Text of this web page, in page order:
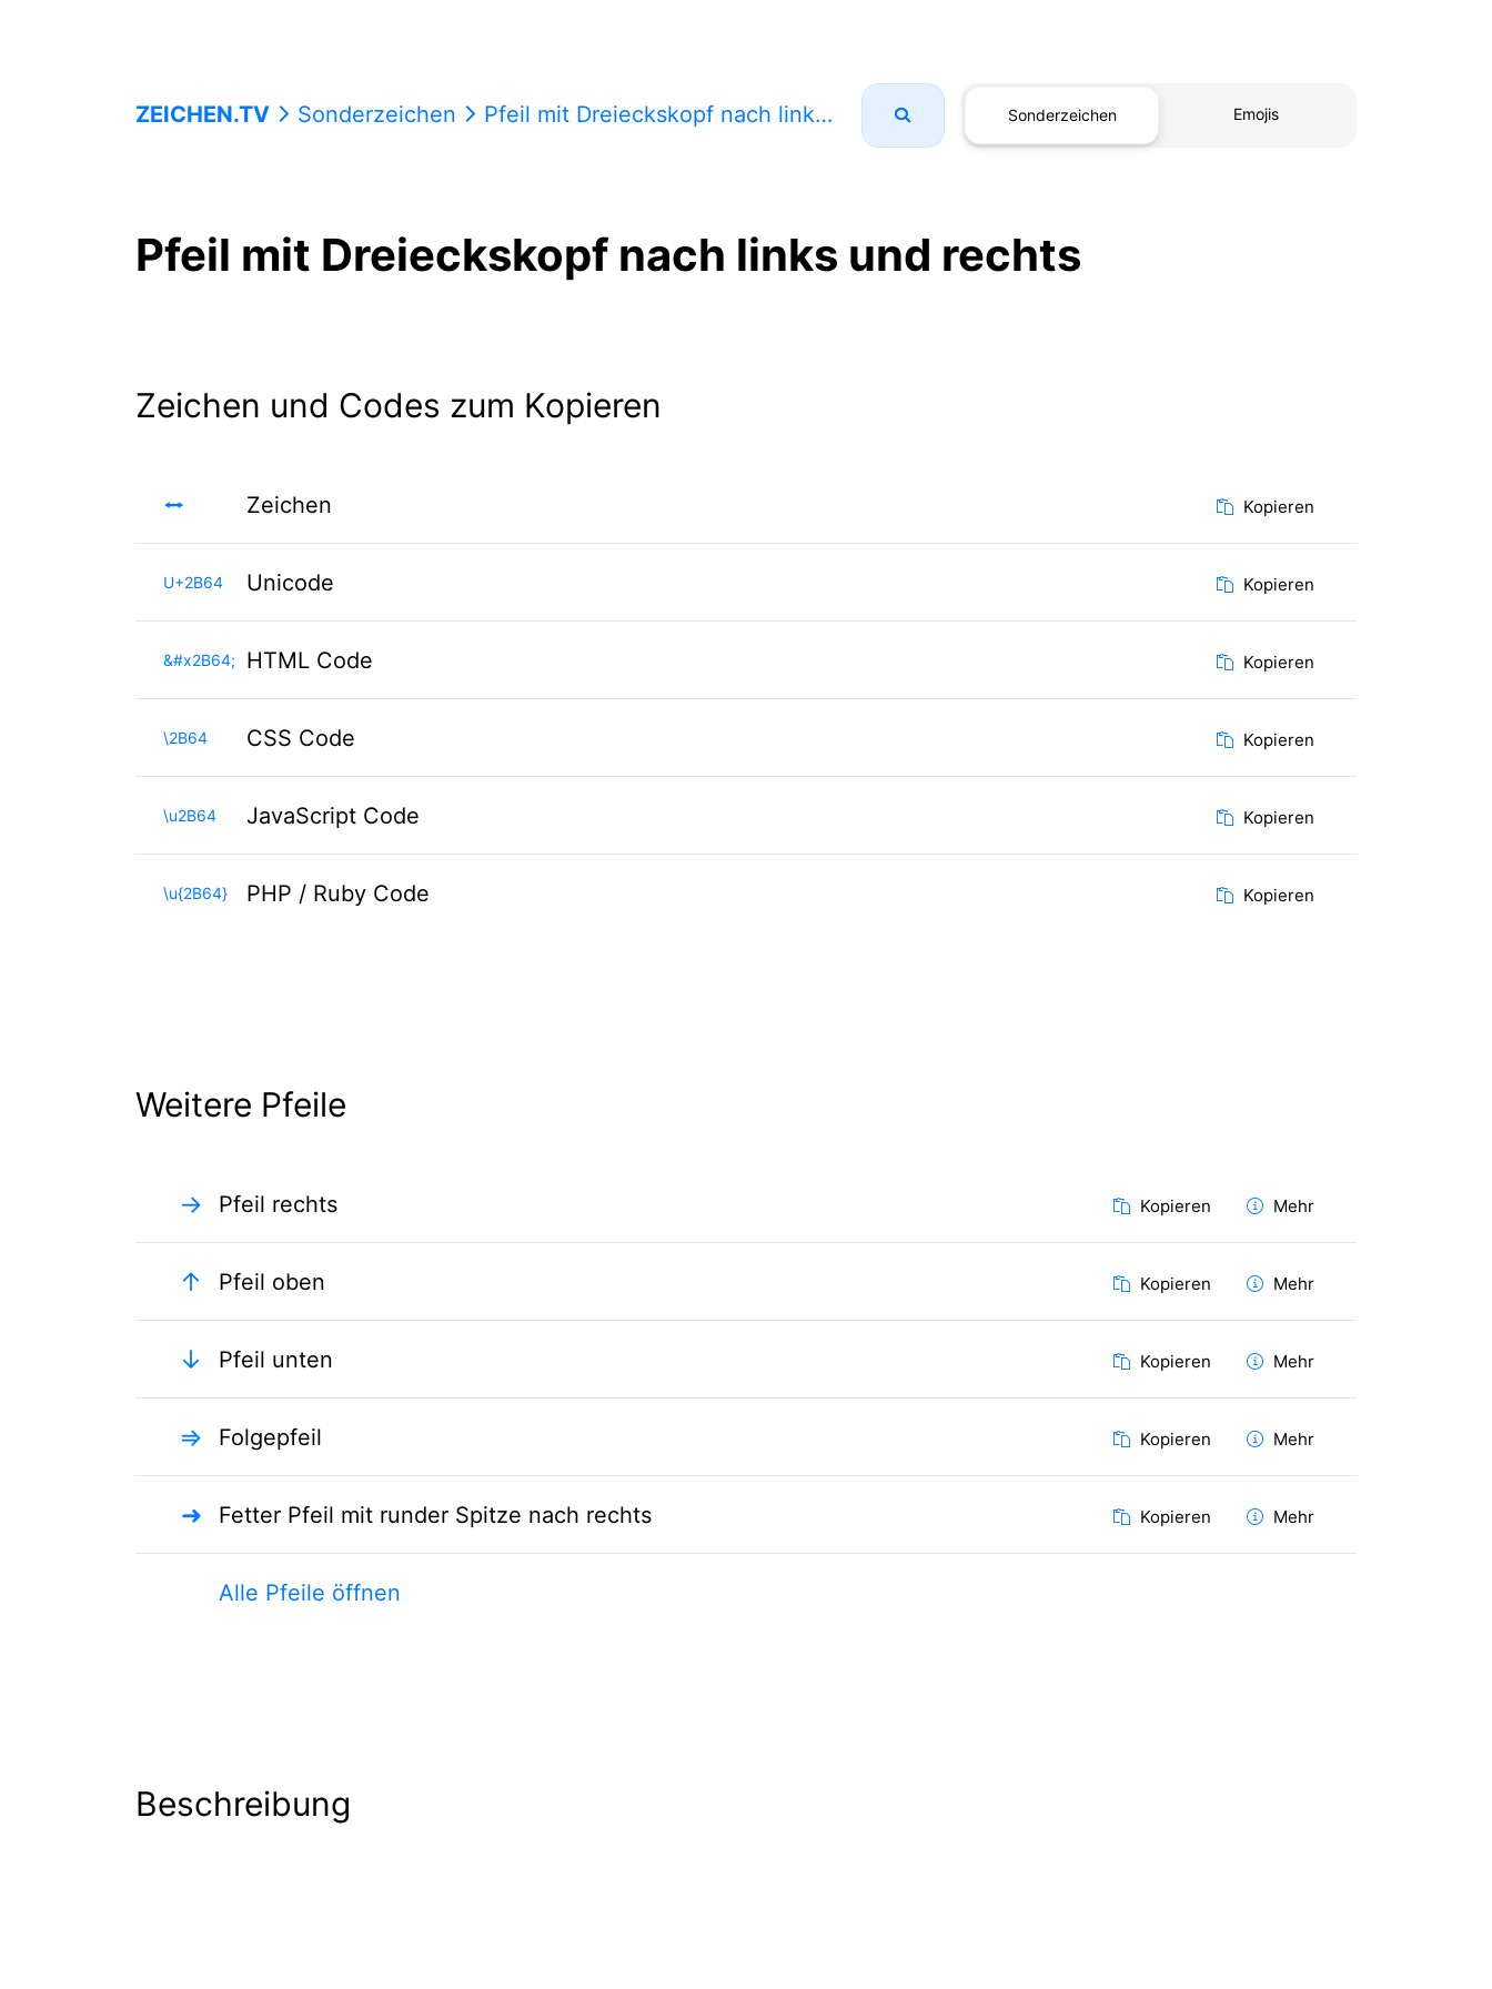
ZEICHEN.TV Sonderzeichen Pfeil mit Dreieckskopf nach links und rechts Sonderzeichen Emojis
Pfeil mit Dreieckskopf nach links und rechts
Zeichen und Codes zum Kopieren
⭤ Zeichen Kopieren
U+2B64 Unicode Kopieren
&#x2B64; HTML Code Kopieren
\2B64 CSS Code Kopieren
\u2B64 JavaScript Code Kopieren
\u{2B64} PHP / Ruby Code Kopieren
Weitere Pfeile
→ Pfeil rechts Kopieren Mehr
↑ Pfeil oben Kopieren Mehr
↓ Pfeil unten Kopieren Mehr
⇒ Folgepfeil Kopieren Mehr
➜ Fetter Pfeil mit runder Spitze nach rechts Kopieren Mehr
Alle Pfeile öffnen
Beschreibung